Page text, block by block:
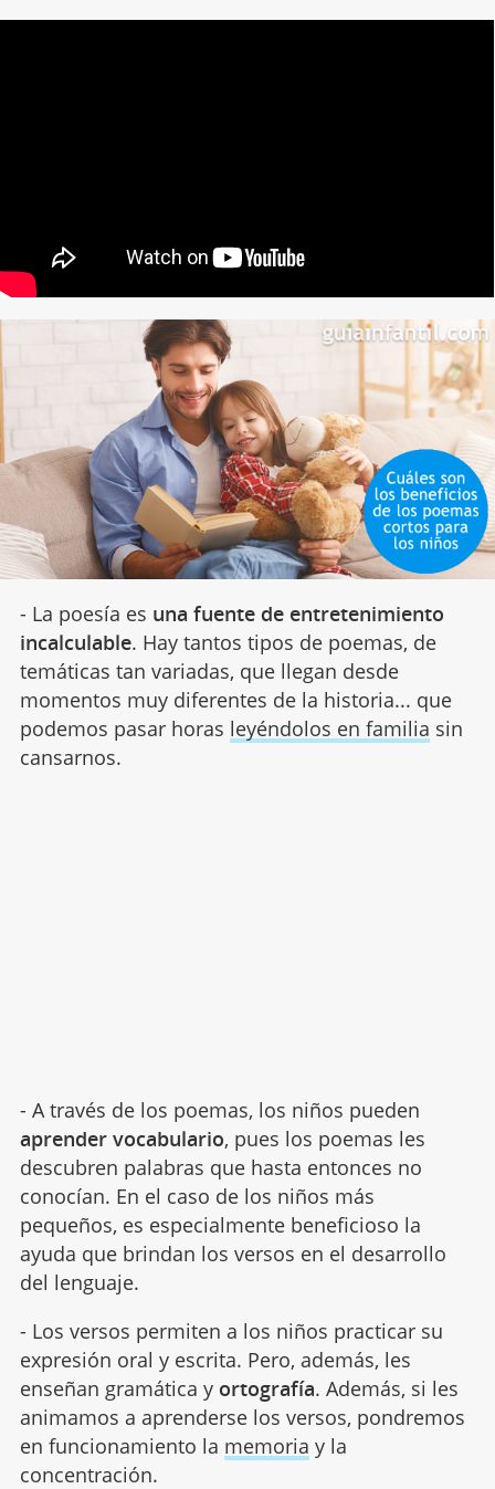
- La poesía es una fuente de entretenimiento
incalculable. Hay tantos tipos de poemas, de
temáticas tan variadas, que llegan desde
momentos muy diferentes de la historia... que
podemos pasar horas leyéndolos en familia sin
cansarnos.
- A través de los poemas, los niños pueden
aprender vocabulario, pues los poemas les
descubren palabras que hasta entonces no
conocían. En el caso de los niños más
pequeños, es especialmente beneficioso la
ayuda que brindan los versos en el desarrollo
del lenguaje.
- Los versos permiten a los niños practicar su
expresión oral y escrita. Pero, además, les
enseñan gramática y ortografía. Además, si les
animamos a aprenderse los versos, pondremos
en funcionamiento la memoria y la
concentración.